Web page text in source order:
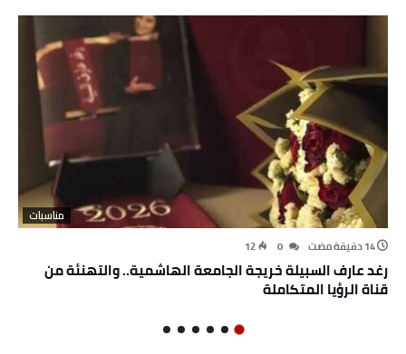
مناسبات
12
رغد عارف السبيلة خريجة الجامعة الهاشمية.. والتهنئة من
قناة الرؤيا المتكاملة